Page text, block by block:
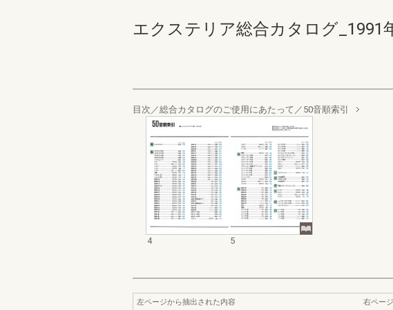
エクステリア総合カタログ_1991
目次／総合カタログのご使用にあたって／50音順索引
4 5
左ページから抽出された内容
右ペー